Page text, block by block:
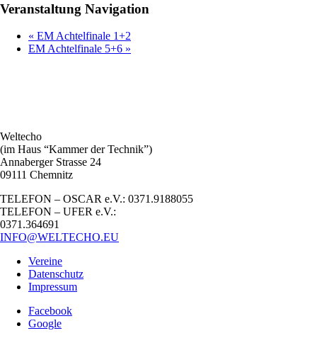
Veranstaltung Navigation
« EM Achtelfinale 1+2
EM Achtelfinale 5+6 »
Weltecho
(im Haus “Kammer der Technik”)
Annaberger Strasse 24
09111 Chemnitz
TELEFON – OSCAR e.V.: 0371.9188055
TELEFON – UFER e.V.:
0371.364691
INFO@WELTECHO.EU
Vereine
Datenschutz
Impressum
Facebook
Google